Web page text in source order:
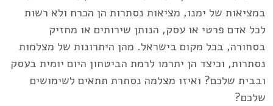
במציאות של ימנו, מציאות נסתרות הן הכרח ולא רשות
לכל אדם פרטי או עסק, הנותן שירותים או מחזיק
בסחורה, בכל מקום בישראל. מהן היתרונות של מצלמות
נסתרות, וכיצד הן יתרמו לרמת הביטחון היום יומית בעסק
ובבית שלכם? ואיזו מצלמה נסתרת תתאים לשימושים
שלכם?